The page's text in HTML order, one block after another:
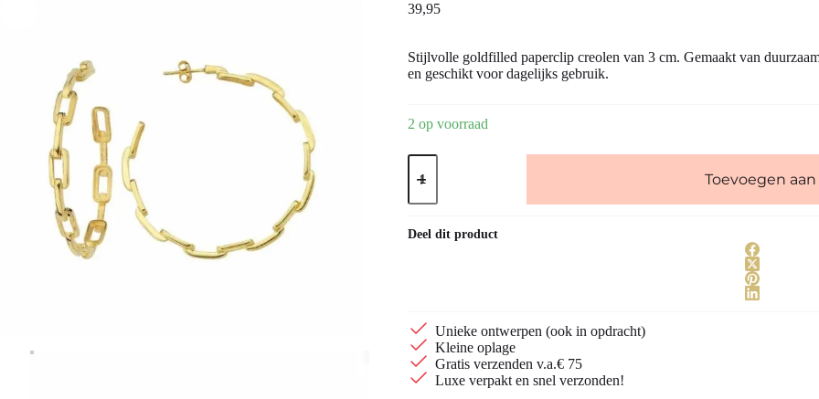
39,95
Stijlvolle goldfilled paperclip creolen van 3 cm. Gemaakt van
en geschikt voor dagelijks gebruik.
2 op voorraad
18k
goldfilled
oorringen
Toevoegen
Deel dit product
Unieke ontwerpen (ook in opdracht)
Kleine oplage
Gratis verzenden v.a.€ 75
Luxe verpakt en snel verzonden!